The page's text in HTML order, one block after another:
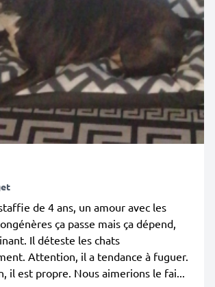
de 4 ans, un amour avec les
ça passe mais ça dépend,
Il déteste les chats
Attention, il a tendance à fuguer.
il est propre. Nous aimerions le fai...